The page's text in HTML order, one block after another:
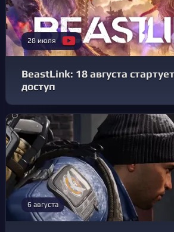
28 июля
BeastLink: 18 августа
доступ
6 августа